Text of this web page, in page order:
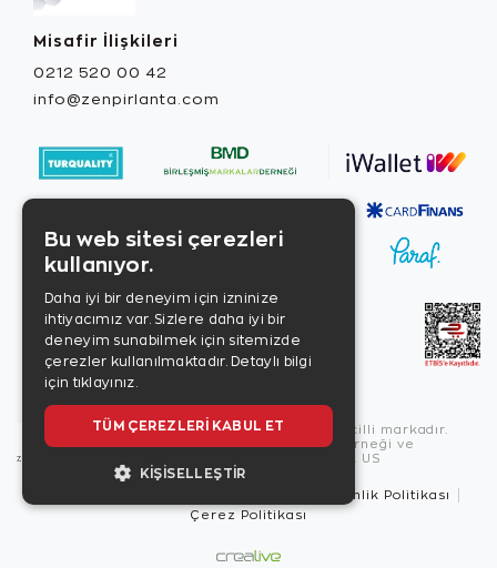
Misafir İlişkileri
0212 520 00 42
info@zenpirlanta.com
Copyright © 2026, Zen Diamond tescilli markadır.
Zen Diamond Birleşmiş Markalar Derneği ve
Turquality Destek Programı üyesidir. US
Güvenlik Politikası
Çerez Politikası
Bu web sitesi çerezleri
kullanıyor.
Daha iyi bir deneyim için izninize
ihtiyacımız var. Sizlere daha iyi bir
deneyim sunabilmek için sitemizde
çerezler kullanılmaktadır. Detaylı bilgi
için tıklayınız.
TÜM ÇEREZLERI KABUL ET
KIŞISELLEŞTIR